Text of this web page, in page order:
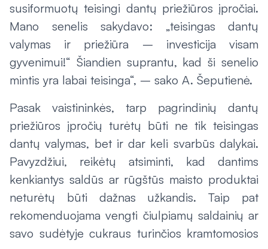
susiformuotų teisingi dantų priežiūros įpročiai.
Mano senelis sakydavo: „teisingas dantų
valymas ir priežiūra – investicija visam
gyvenimui!“ Šiandien suprantu, kad ši senelio
mintis yra labai teisinga“, – sako A. Šeputienė.
Pasak vaistininkės, tarp pagrindinių dantų
priežiūros įpročių turėtų būti ne tik teisingas
dantų valymas, bet ir dar keli svarbūs dalykai.
Pavyzdžiui, reikėtų atsiminti, kad dantims
kenkiantys saldūs ar rūgštūs maisto produktai
neturėtų būti dažnas užkandis. Taip pat
rekomenduojama vengti čiulpiamų saldainių ar
savo sudėtyje cukraus turinčios kramtomosios